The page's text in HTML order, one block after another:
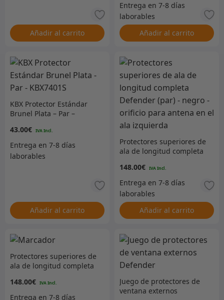
Añadir al carrito Añadir al carrito
KBX Protector Estándar
Brunel Plata – Par –
43.00€
Añadir al carrito
Protectores superiores de
ala de longitud completa
orificio para antena en el
ala izquierda
148.00€
Añadir al carrito
Protectores superiores de
ala de longitud completa
– sin orificio para antena
148.00€
Juego de protectores de
ventana externos